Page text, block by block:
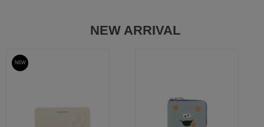
NEW ARRIVAL
予約
NEW